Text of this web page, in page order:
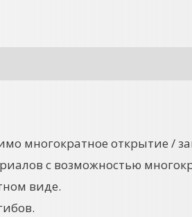
многократное открытие /
с возможностью
виде.